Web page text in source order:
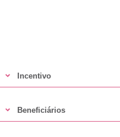
Incentivo
Beneficiários